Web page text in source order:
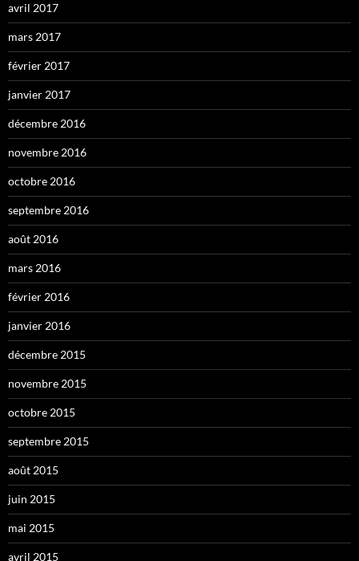
avril 2017
mars 2017
février 2017
janvier 2017
décembre 2016
novembre 2016
octobre 2016
septembre 2016
août 2016
mars 2016
février 2016
janvier 2016
décembre 2015
novembre 2015
octobre 2015
septembre 2015
août 2015
juin 2015
mai 2015
avril 2015